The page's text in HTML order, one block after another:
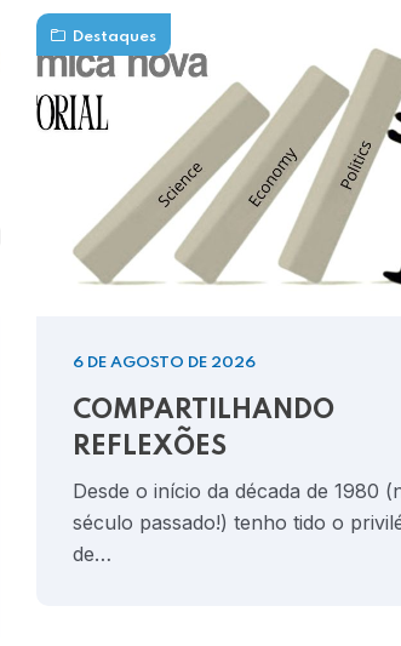
Destaques
6 DE AGOSTO DE 2026
COMPARTILHANDO
REFLEXÕES
Desde o início da década de 1980
século passado!) tenho tido o
de…